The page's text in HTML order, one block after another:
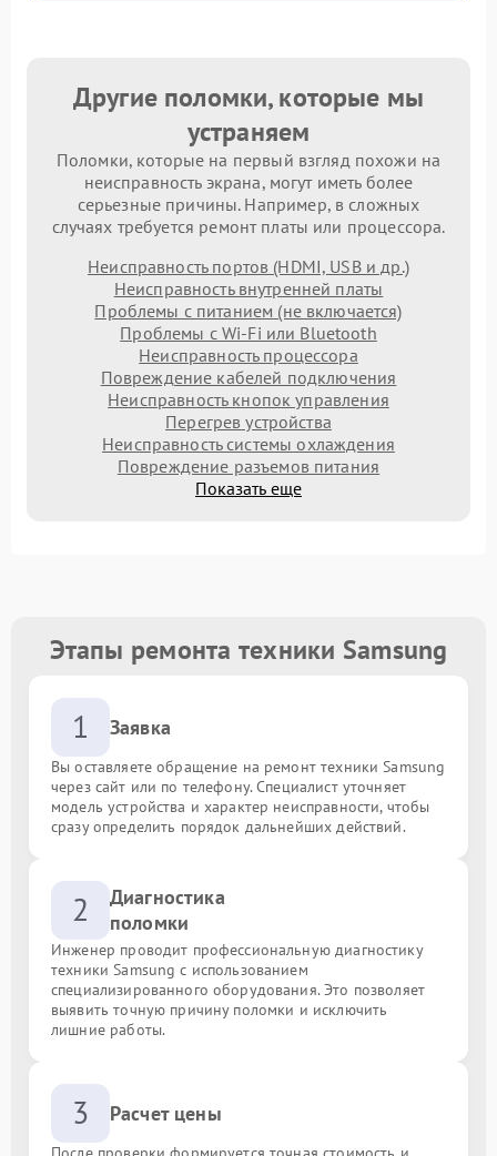
Другие поломки, которые мы
устраняем
Поломки, которые на первый взгляд похожи на
неисправность экрана, могут иметь более
серьезные причины. Например, в сложных
случаях требуется ремонт платы или процессора.
Неисправность портов (HDMI, USB и др.)
Неисправность внутренней платы
Проблемы с питанием (не включается)
Проблемы с Wi-Fi или Bluetooth
Неисправность процессора
Повреждение кабелей подключения
Неисправность кнопок управления
Перегрев устройства
Неисправность системы охлаждения
Повреждение разъемов питания
Показать еще
Этапы ремонта техники Samsung
1 Заявка
Вы оставляете обращение на ремонт техники Samsung
через сайт или по телефону. Специалист уточняет
модель устройства и характер неисправности, чтобы
сразу определить порядок дальнейших действий.
2
Диагностика
поломки
Инженер проводит профессиональную диагностику
техники Samsung с использованием
специализированного оборудования. Это позволяет
выявить точную причину поломки и исключить
лишние работы.
3 Расчет цены